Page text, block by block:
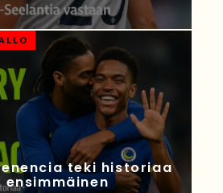
teki historiaa